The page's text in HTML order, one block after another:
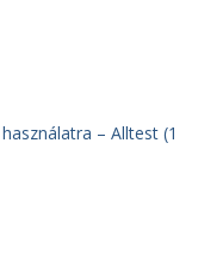
– Alltest (1